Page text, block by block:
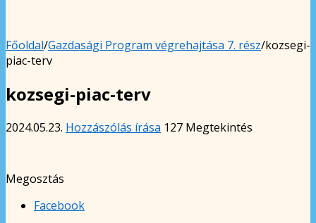
Főoldal/Gazdasági Program végrehajtása 7. rész/kozsegi-
piac-terv
kozsegi-piac-terv
2024.05.23. Hozzászólás írása 127 Megtekintés
Megosztás
Facebook